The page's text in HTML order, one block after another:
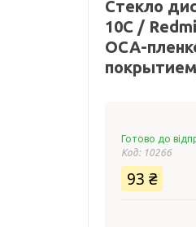
Стекло
10C /
OCA-
Готово до
Код: 10266
93 ₴